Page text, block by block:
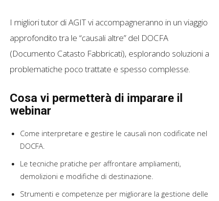
I migliori tutor di AGIT vi accompagneranno in un viaggio
approfondito tra le “causali altre” del DOCFA
(Documento Catasto Fabbricati), esplorando soluzioni a
problematiche poco trattate e spesso complesse.
Cosa vi permetterà di imparare il
webinar
Come interpretare e gestire le causali non codificate nel
DOCFA.
Le tecniche pratiche per affrontare ampliamenti,
demolizioni e modifiche di destinazione.
Strumenti e competenze per migliorare la gestione delle